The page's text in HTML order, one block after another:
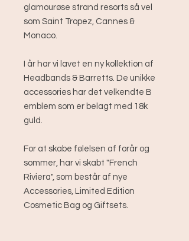
glamourøse strand resorts så vel
som Saint Tropez, Cannes &
Monaco.
I år har vi lavet en ny kollektion af
Headbands & Barretts. De unikke
accessories har det velkendte B
emblem som er belagt med 18k
guld.
For at skabe følelsen af forår og
sommer, har vi skabt "French
Riviera", som består af nye
Accessories, Limited Edition
Cosmetic Bag og Giftsets.